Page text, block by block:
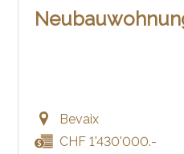
Bevaix
CHF 1'430'000.-